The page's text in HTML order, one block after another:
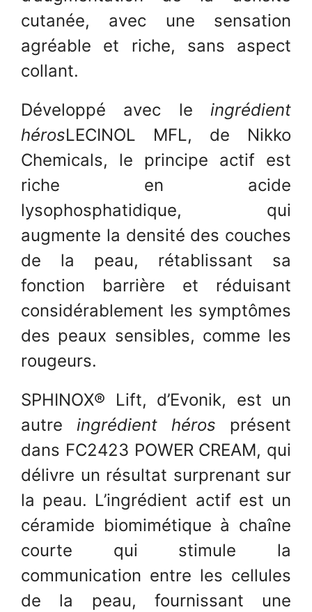
cutanée, avec une sensation
agréable et riche, sans aspect
collant.
Développé avec le ingrédient
hérosLECINOL MFL, de Nikko
Chemicals, le principe actif est
riche en acide
lysophosphatidique, qui
augmente la densité des couches
de la peau, rétablissant sa
fonction barrière et réduisant
considérablement les symptômes
des peaux sensibles, comme les
rougeurs.
SPHINOX® Lift, d’Evonik, est un
autre ingrédient héros présent
dans FC2423 POWER CREAM, qui
délivre un résultat surprenant sur
la peau. L’ingrédient actif est un
céramide biomimétique à chaîne
courte qui stimule la
communication entre les cellules
de la peau, fournissant une